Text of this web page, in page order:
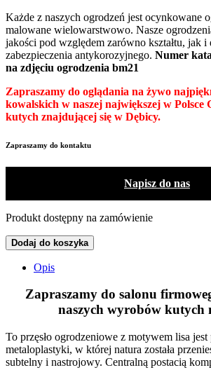
Każde z naszych ogrodzeń jest ocynkowane
malowane wielowarstwowo. Nasze
jakości pod względem zarówno kształtu, jak
zabezpieczenia antykorozyjnego. Numer
na zdjęciu ogrodzenia bm21
Zapraszamy do oglądania na żywo
kowalskich w naszej największej w Polsce
kutych znajdującej się w Dębicy.
Zapraszamy do kontaktu
Napisz do nas
Produkt dostępny na zamówienie
Dodaj do koszyka
Opis
Zapraszamy do salonu
naszych wyrobów kutych
To przęsło ogrodzeniowe z motywem lisa jest
metaloplastyki, w której natura została
subtelny i nastrojowy. Centralną postacią